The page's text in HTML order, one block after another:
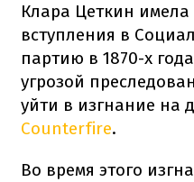
Клара Цеткин имела
вступления в
партию в 1870-х
угрозой
уйти в изгнание на
Counterfire.
Во время этого